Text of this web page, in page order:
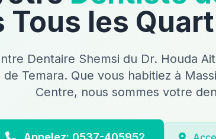
Tous les
Dentaire Shemsi du Dr. Houda
Temara. Que vous habitiez à
Centre, nous sommes votre